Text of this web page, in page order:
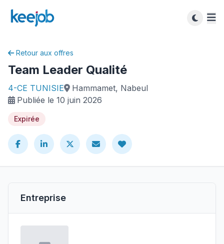
Retour aux offres
Team Leader Qualité
4-CE TUNISIE
Hammamet, Nabeul
Publiée le 10 juin 2026
Expirée
Entreprise